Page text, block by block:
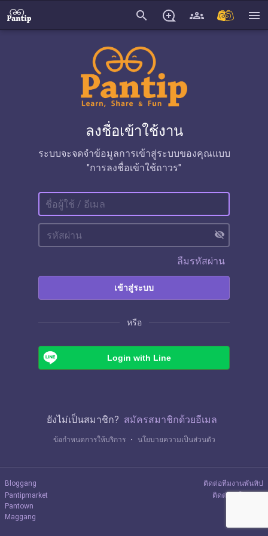
search menu
ลงชื่อเข้าใช้งาน
ระบบจะจดจำข้อมูลการเข้าสู่ระบบของคุณแบบ
"การลงชื่อเข้าใช้ถาวร"
visibility_off
ลืมรหัสผ่าน
เข้าสู่ระบบ
หรือ
Login with Line
ยังไม่เป็นสมาชิก? สมัครสมาชิกด้วยอีเมล
ข้อกำหนดการให้บริการ ・ นโยบายความเป็นส่วนตัว
Bloggang
Pantipmarket
Pantown
Maggang
ติดต่อทีมงานพันทิป
ติดต่อลงโฆษณา